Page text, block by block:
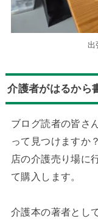
出
介護者がはるから
ブログ読者の皆さ
って見つけますか
店の介護売り場に
て購入します。
介護本の著者とし